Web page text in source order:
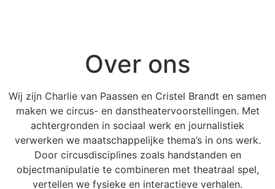
Over ons
Wij zijn Charlie van Paassen en Cristel Brandt en samen
maken we circus- en danstheatervoorstellingen. Met
achtergronden in sociaal werk en journalistiek
verwerken we maatschappelijke thema’s in ons werk.
Door circusdisciplines zoals handstanden en
objectmanipulatie te combineren met theatraal spel,
vertellen we fysieke en interactieve verhalen.